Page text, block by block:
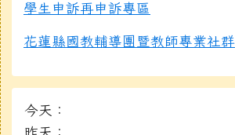
學生申訴再申訴專區
花蓮縣國教輔導團暨教師專業社群
今天：
昨天：